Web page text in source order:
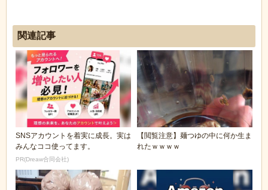
関連記事
SNSアカウントを着実に成長。実は
みんなココ使ってます。
PR(Dreaw合同会社)
【閲覧注意】麺つゆの中に何か生ま
れたｗｗｗｗ